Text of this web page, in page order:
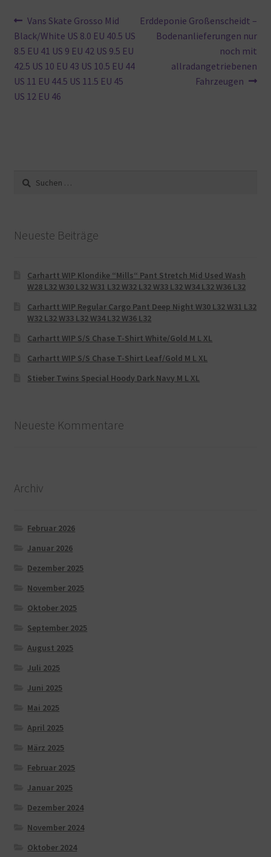
Beitragsnavigation
Vorheriger
Beitrag:
Vans Skate Grosso Mid
Black/White US 8.0 EU 40.5 US
8.5 EU 41 US 9 EU 42 US 9.5 EU
42.5 US 10 EU 43 US 10.5 EU 44
US 11 EU 44.5 US 11.5 EU 45
US 12 EU 46
Nächster
Beitrag:
Erddeponie Großenscheidt –
Bodenanlieferungen nur
noch mit
allradangetriebenen
Fahrzeugen
Suche
nach:
Neueste Beiträge
Carhartt WIP Klondike “Mills“ Pant Stretch Mid Used Wash
W28 L32 W30 L32 W31 L32 W32 L32 W33 L32 W34 L32 W36 L32
Carhartt WIP Regular Cargo Pant Deep Night W30 L32 W31 L32
W32 L32 W33 L32 W34 L32 W36 L32
Carhartt WIP S/S Chase T-Shirt White/Gold M L XL
Carhartt WIP S/S Chase T-Shirt Leaf/Gold M L XL
Stieber Twins Special Hoody Dark Navy M L XL
Neueste Kommentare
Archiv
Februar 2026
Januar 2026
Dezember 2025
November 2025
Oktober 2025
September 2025
August 2025
Juli 2025
Juni 2025
Mai 2025
April 2025
März 2025
Februar 2025
Januar 2025
Dezember 2024
November 2024
Oktober 2024